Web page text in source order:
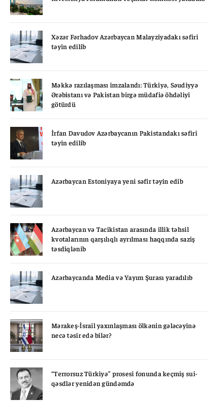
Xəzər Fərhadov Azərbaycan Malayziyadakı səfiri
təyin edilib
Məkkə razılaşması imzalandı: Türkiyə, Səudiyyə
Ərəbistanı və Pakistan birgə müdafiə öhdəliyi
götürdü
İrfan Davudov Azərbaycanın Pakistandakı səfiri
təyin edilib
Azərbaycan Estoniyaya yeni səfir təyin edib
Azərbaycan və Tacikistan arasında illik təhsil
kvotalarının qarşılıqlı ayrılması haqqında saziş
təsdiqlənib
Azərbaycanda Media və Yayım Şurası yaradılıb
Mərakeş-İsrail yaxınlaşması ölkənin gələcəyinə
necə təsir edə bilər?
“Terrorsuz Türkiyə” prosesi fonunda keçmiş sui-
qəsdlər yenidən gündəmdə